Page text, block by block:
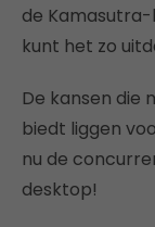
de
kunt het zo
De kansen die
biedt liggen
nu de
desktop!